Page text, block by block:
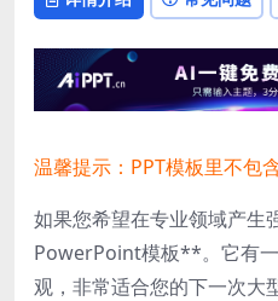
温馨提示：PPT模板里不包
如果您希望在专业领域产
PowerPoint模板**。它有
观，非常适合您的下一次大